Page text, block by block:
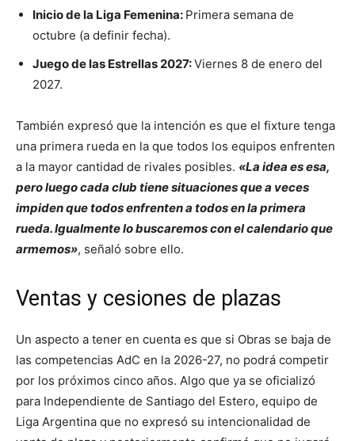
Inicio de la Liga Femenina: Primera semana de
octubre (a definir fecha).
Juego de las Estrellas 2027:Viernes 8 de enero del
2027.
También expresó que la intención es que el fixture tenga
una primera rueda en la que todos los equipos enfrenten
a la mayor cantidad de rivales posibles. «La idea es esa,
pero luego cada club tiene situaciones que a veces
impiden que todos enfrenten a todos en la primera
rueda. Igualmente lo buscaremos con el calendario que
armemos», señaló sobre ello.
Ventas y cesiones de plazas
Un aspecto a tener en cuenta es que si Obras se baja de
las competencias AdC en la 2026-27, no podrá competir
por los próximos cinco años. Algo que ya se oficializó
para Independiente de Santiago del Estero, equipo de
Liga Argentina que no expresó su intencionalidad de